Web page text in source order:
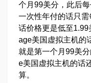
个月99美分，此后
一次性年付的话只
话价格更是低至
age美国虚拟主机的
就是第一个月99美
e美国虚拟主机的话
算。